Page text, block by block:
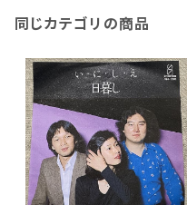
同じカテゴリの商品